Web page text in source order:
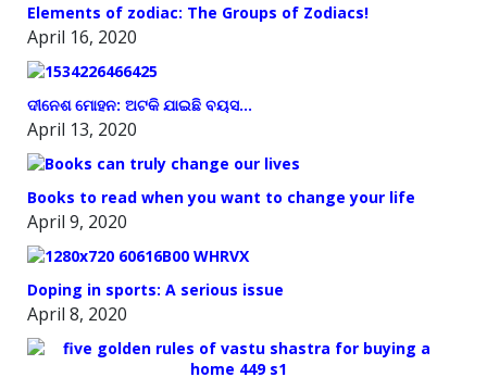
Elements of zodiac: The Groups of Zodiacs!
April 16, 2020
ଦୀନେଶ ମୋହନ: ଅଟକି ଯାଇଛି ବୟସ…
April 13, 2020
Books to read when you want to change your life
April 9, 2020
Doping in sports: A serious issue
April 8, 2020